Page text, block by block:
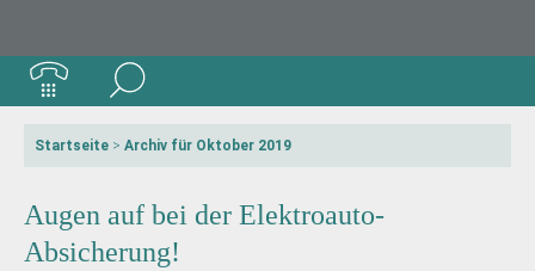
Startseite > Archiv für Oktober 2019
Augen auf bei der Elektroauto-
Absicherung!